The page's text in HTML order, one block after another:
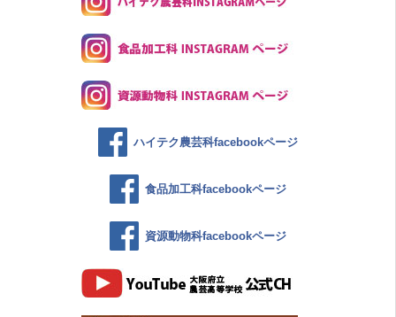
ハイテク農芸科facebookページ
食品加工科facebookページ
資源動物科facebookページ